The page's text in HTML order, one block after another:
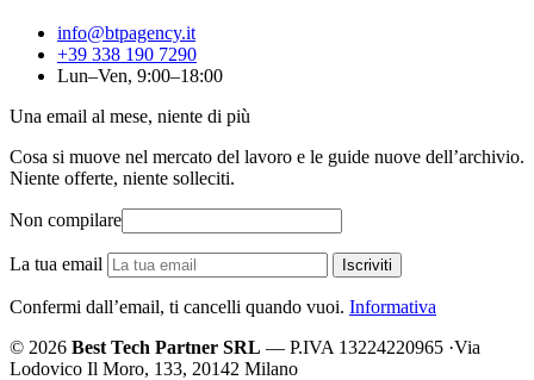
info@btpagency.it
+39 338 190 7290
Lun–Ven, 9:00–18:00
Una email al mese, niente di più
Cosa si muove nel mercato del lavoro e le guide nuove dell’archivio.
Niente offerte, niente solleciti.
Non compilare
La tua email Iscriviti
Confermi dall’email, ti cancelli quando vuoi. Informativa
© 2026 Best Tech Partner SRL — P.IVA 13224220965 ·Via
Lodovico Il Moro, 133, 20142 Milano